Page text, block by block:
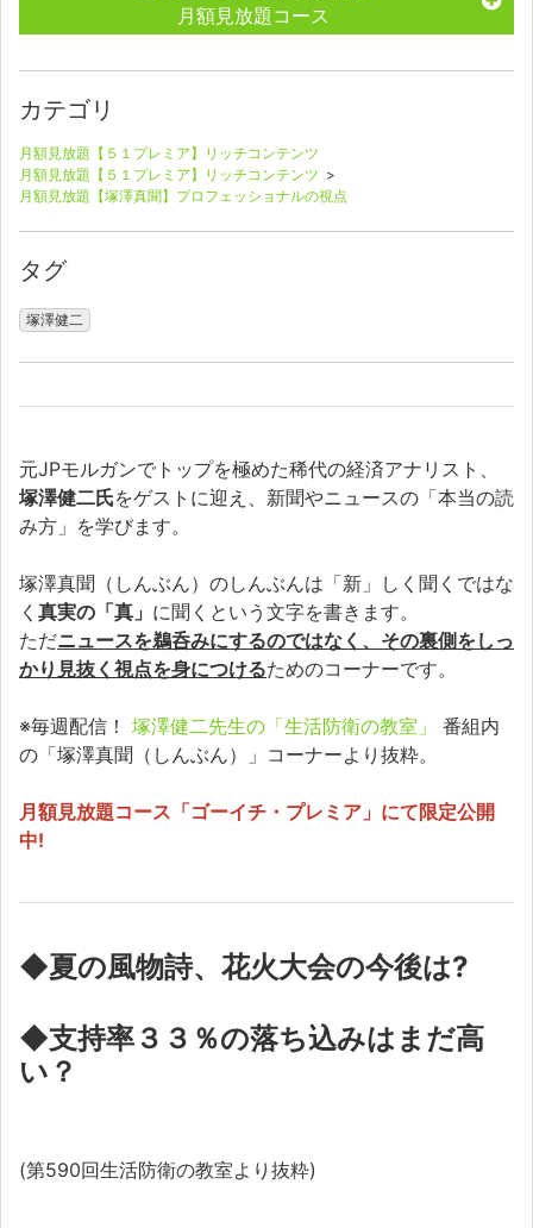
月額見放題コース
カテゴリ
月額見放題【５１プレミア】リッチコンテンツ
月額見放題【５１プレミア】リッチコンテンツ >
月額見放題【塚澤真聞】プロフェッショナルの視点
タグ
塚澤健二
元JPモルガンでトップを極めた稀代の経済アナリスト、
塚澤健二氏をゲストに迎え、新聞やニュースの「本当の読
み方」を学びます。
塚澤真聞（しんぶん）のしんぶんは「新」しく聞くではな
く 真実の「真」 に聞くという文字を書きます。
ただニュースを鵜呑みにするのではなく、その裏側をしっ
かり見抜く視点を身につけるためのコーナーです。
※毎週配信！ 塚澤健二先生の「生活防衛の教室」
番組内
の「塚澤真聞（しんぶん）」コーナーより抜粋。
月額見放題コース「ゴーイチ・プレミア」にて限定公開
中!
◆夏の風物詩、花火大会の今後は?
◆支持率３３％の落ち込みはまだ高
い？
(第590回生活防衛の教室より抜粋)